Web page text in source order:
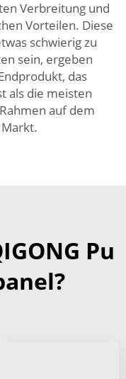
Verbreitung und
Vorteilen. Diese
schwierig zu
sein, ergeben
das
als die meisten
auf dem
Pu